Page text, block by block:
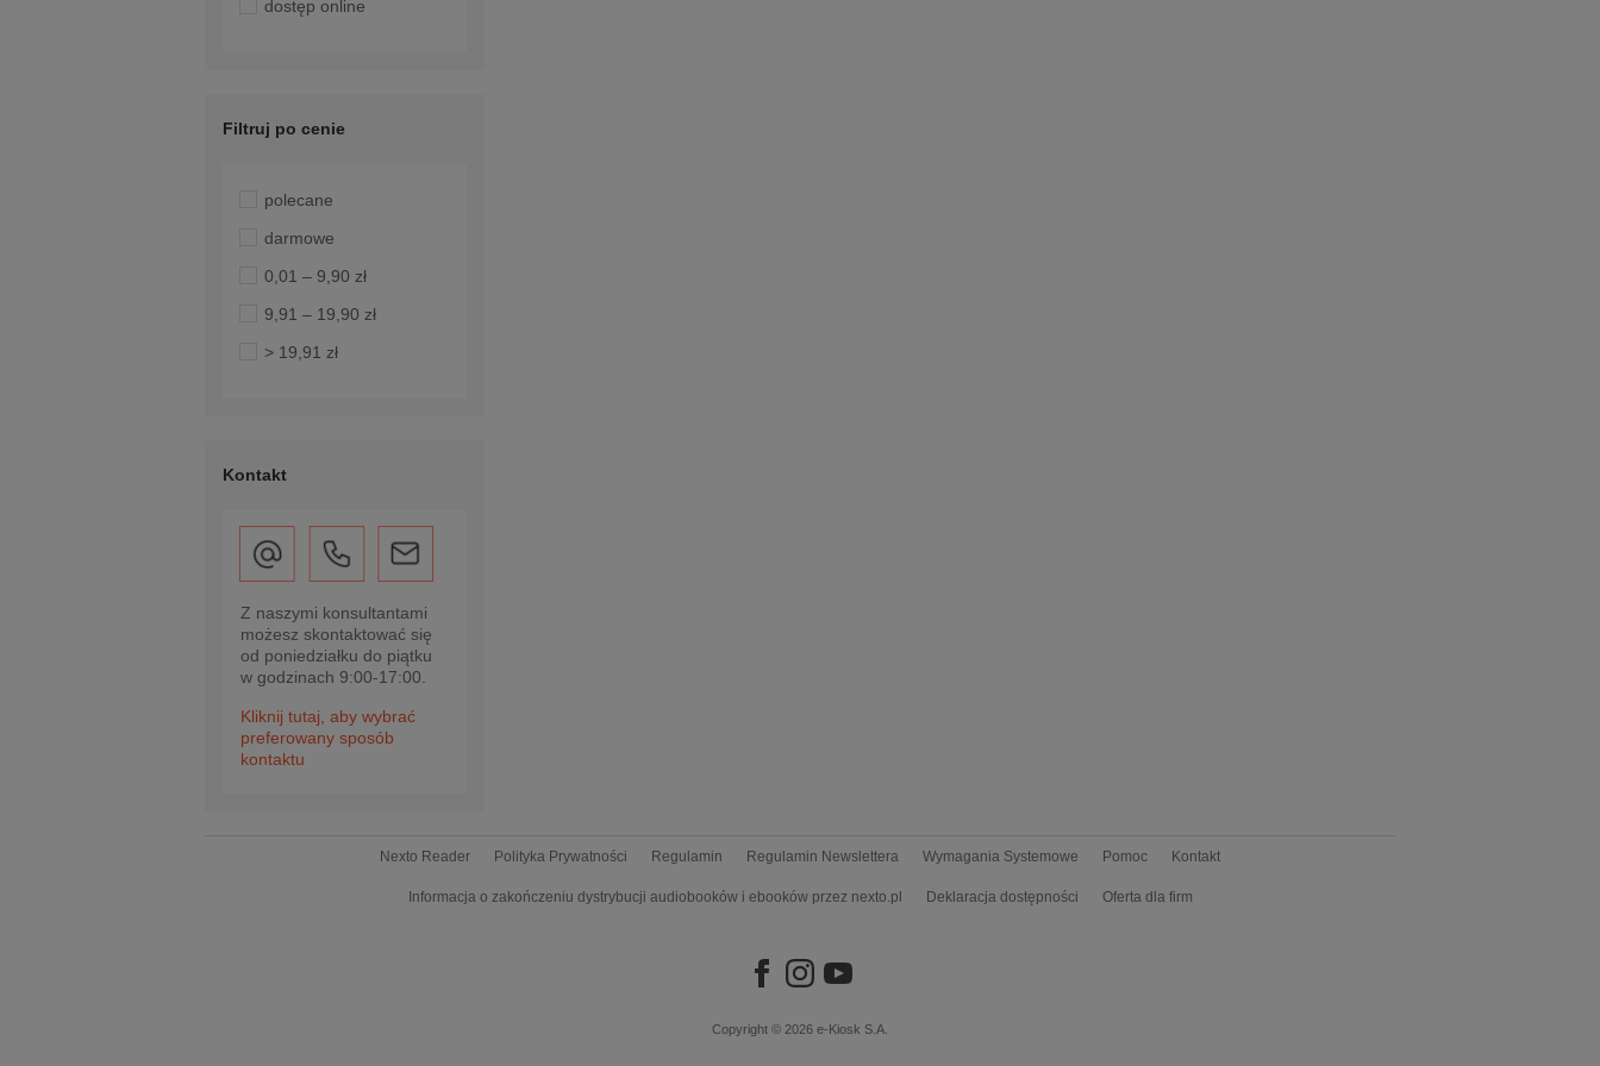
dostęp online
Filtruj po cenie
polecane
darmowe
0,01 – 9,90 zł
9,91 – 19,90 zł
> 19,91 zł
Kontakt
Z naszymi konsultantami
możesz skontaktować się
od poniedziałku do piątku
w godzinach 9:00-17:00.
Kliknij tutaj, aby wybrać
preferowany sposób
kontaktu
Nexto Reader Polityka Prywatności Regulamin Regulamin Newslettera Wymagania Systemowe Pomoc Kontakt
Informacja o zakończeniu dystrybucji audiobooków i ebooków przez nexto.pl Deklaracja dostępności Oferta dla firm
Copyright © 2026 e-Kiosk S.A.